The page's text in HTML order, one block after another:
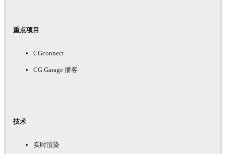
重点项目
CGconnect
CG Garage 播客
技术
实时渲染